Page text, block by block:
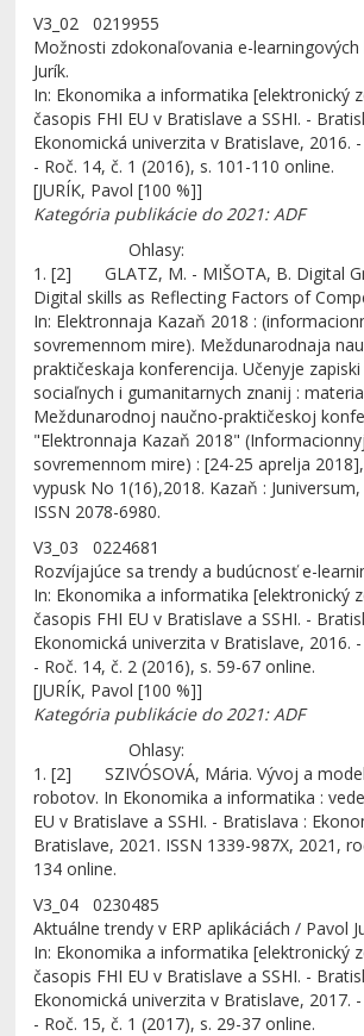
V3_02 0219955
Možnosti zdokonaľovania e-
Jurík.
In: Ekonomika a informatika [elektronický
časopis FHI EU v Bratislave a SSHI. -
Ekonomická univerzita v Bratislave, 2016. -
- Roč. 14, č. 1 (2016), s. 101-110 online.
[JURÍK, Pavol [100 %]]
Kategória publikácie do 2021: ADF
Ohlasy:
1. [2] GLATZ, M. - MIŠOTA, B. Digital
Digital skills as Reflecting Factors of
In: Elektronnaja Kazaň 2018 :
sovremennom mire). Meždunarodnaja
praktičeskaja konferencija. Učenyje
sociaľnych i gumanitarnych znanij :
Meždunarodnoj naučno-praktičeskoj
"Elektronnaja Kazaň 2018"
sovremennom mire) : [24-25 aprelja
vypusk No 1(16),2018. Kazaň :
ISSN 2078-6980.
V3_03 0224681
Rozvíjajúce sa trendy a budúcnosť e-
In: Ekonomika a informatika [elektronický
časopis FHI EU v Bratislave a SSHI. -
Ekonomická univerzita v Bratislave, 2016. -
- Roč. 14, č. 2 (2016), s. 59-67 online.
[JURÍK, Pavol [100 %]]
Kategória publikácie do 2021: ADF
Ohlasy:
1. [2] SZIVÓSOVÁ, Mária. Vývoj a
robotov. In Ekonomika a informatika :
EU v Bratislave a SSHI. - Bratislava :
Bratislave, 2021. ISSN 1339-987X, 2021,
134 online.
V3_04 0230485
Aktuálne trendy v ERP aplikáciách / Pavol
In: Ekonomika a informatika [elektronický
časopis FHI EU v Bratislave a SSHI. -
Ekonomická univerzita v Bratislave, 2017. -
- Roč. 15, č. 1 (2017), s. 29-37 online.